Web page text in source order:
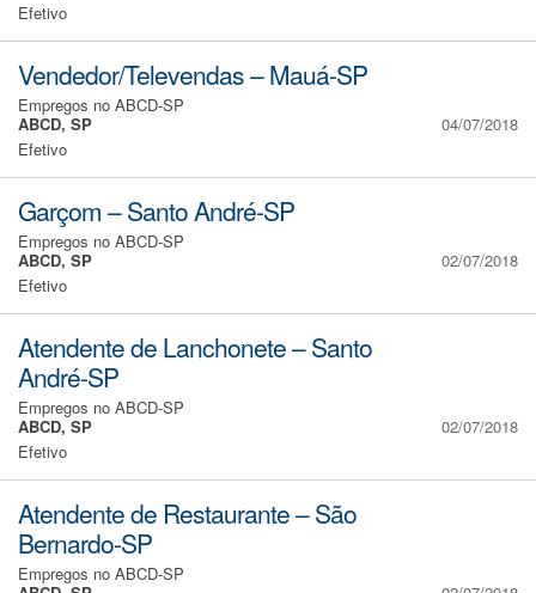
Efetivo
Vendedor/Televendas – Mauá-SP
Empregos no ABCD-SP
ABCD, SP
Efetivo
04/07/2018
Garçom – Santo André-SP
Empregos no ABCD-SP
ABCD, SP
Efetivo
02/07/2018
Atendente de Lanchonete – Santo
André-SP
Empregos no ABCD-SP
ABCD, SP
Efetivo
02/07/2018
Atendente de Restaurante – São
Bernardo-SP
Empregos no ABCD-SP